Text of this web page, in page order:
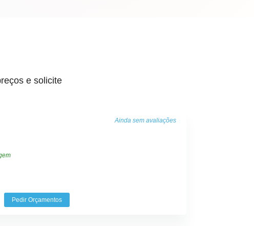
e solicite
self storage em Campo Grande,
Ainda sem avaliações
Pedir Orçamentos